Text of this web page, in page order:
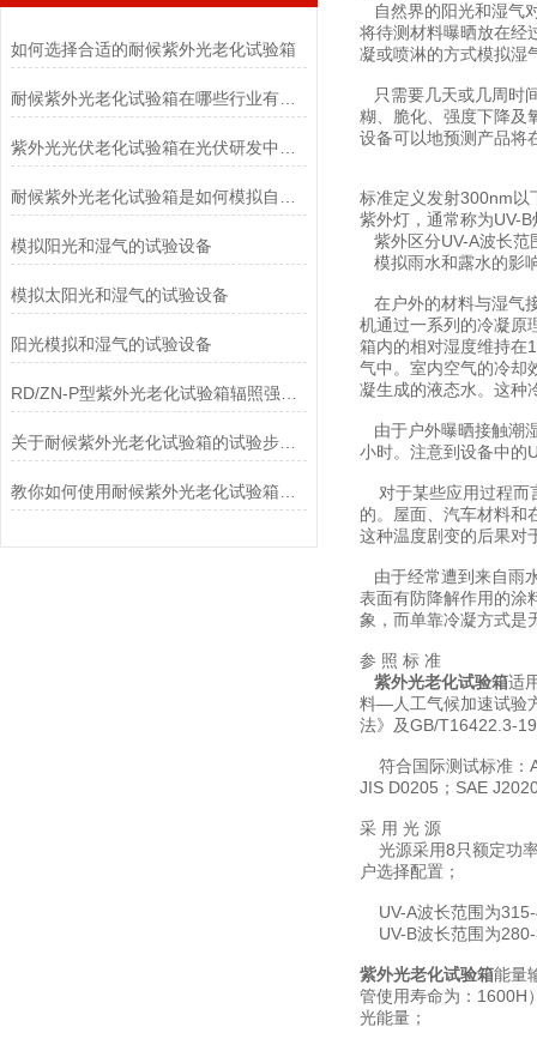
如何选择合适的耐候紫外光老化试验箱
耐候紫外光老化试验箱在哪些行业有广泛应用？
模拟阳光和湿气的试验设备
模拟太阳光和湿气的试验设备
阳光模拟和湿气的试验设备
关于耐候紫外光老化试验箱的试验步骤尽在本篇
自然界的阳光和湿气
将待测材料曝晒放在经
凝或喷淋的方式模拟湿
只需要几天或几周时
糊、脆化、强度下降及
设备可以地预测产品将
标准定义发射300nm以
紫外灯，通常称为UV-B
紫外区分UV-A波长范
模拟雨水和露水的影
在户外的材料与湿气
机通过一系列的冷凝原
箱内的相对湿度维持在
气中。室内空气的冷却
凝生成的液态水。这种
由于户外曝晒接触潮
小时。注意到设备中的
对于某些应用过程而
的。屋面、汽车材料和
这种温度剧变的后果对
由于经常遭到来自雨
表面有防降解作用的涂
象，而单靠冷凝方式是
参 照 标 准
紫外光老化试验箱适
料—人工气候加速试验
法》及GB/T16422.3-
符合国际测试标准：
JIS D0205；SAE
采 用 光 源
光源采用8只额定功
户选择配置；
UV-A波长范围为315-
UV-B波长范围为280-
紫外光老化试验箱能量
管使用寿命为：1600H
光能量；